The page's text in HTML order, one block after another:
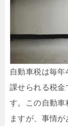
自動車税は毎
課せられる税金
す。この自動車
ますが、事情が